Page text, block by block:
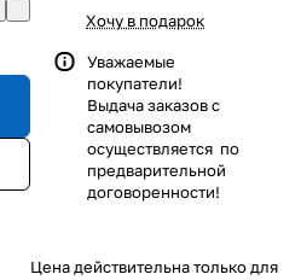
Хочу в подарок
Уважаемые
покупатели!
Выдача заказов с
самовывозом
осуществляется по
предварительной
договоренности!
Цена действительна только для